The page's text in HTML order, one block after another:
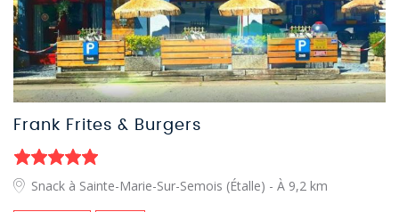
Frank Frites & Burgers
Snack à Sainte-Marie-Sur-Semois (Étalle) - À 9,2 km